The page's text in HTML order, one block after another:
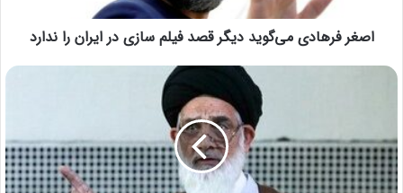
اصغر فرهادی می‌گوید دیگر قصد فیلم سازی در ایران را ندارد